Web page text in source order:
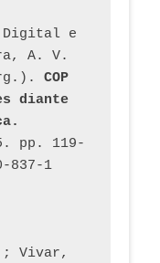
Digital e
A. V.
COP
diante
pp. 119-
837-1
Vivar,